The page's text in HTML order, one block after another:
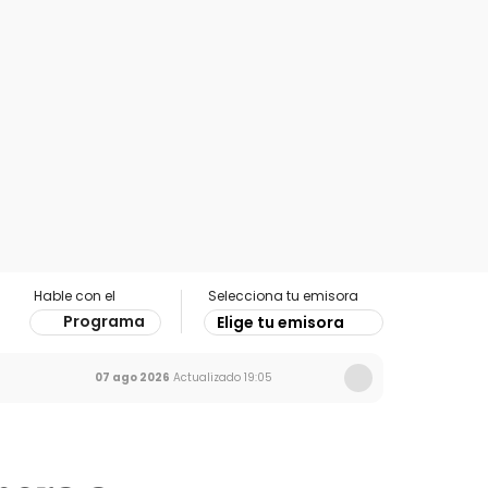
Hable con el
Programa
Selecciona tu emisora
Elige tu emisora
07 ago 2026 Actualizado 19:05